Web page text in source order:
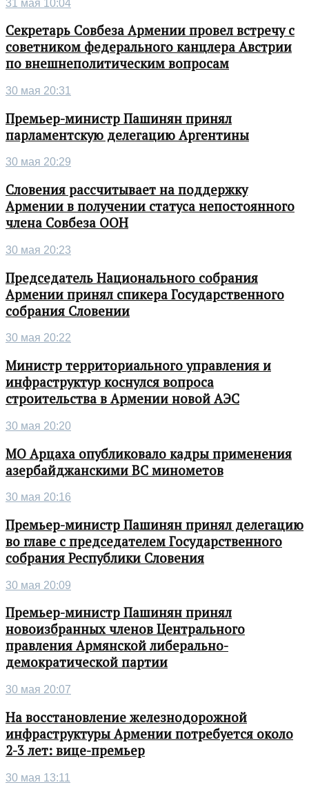
31 мая 10:04
Секретарь Совбеза Армении провел встречу с
советником федерального канцлера Австрии
по внешнеполитическим вопросам
30 мая 20:31
Премьер-министр Пашинян принял
парламентскую делегацию Аргентины
30 мая 20:29
Словения рассчитывает на поддержку
Армении в получении статуса непостоянного
члена Совбеза ООН
30 мая 20:23
Председатель Национального собрания
Армении принял спикера Государственного
собрания Словении
30 мая 20:22
Министр территориального управления и
инфраструктур коснулся вопроса
строительства в Армении новой АЭС
30 мая 20:20
МО Арцаха опубликовало кадры применения
азербайджанскими ВС минометов
30 мая 20:16
Премьер-министр Пашинян принял делегацию
во главе с председателем Государственного
собрания Республики Словения
30 мая 20:09
Премьер-министр Пашинян принял
новоизбранных членов Центрального
правления Армянской либерально-
демократической партии
30 мая 20:07
На восстановление железнодорожной
инфраструктуры Армении потребуется около
2-3 лет: вице-премьер
30 мая 13:11